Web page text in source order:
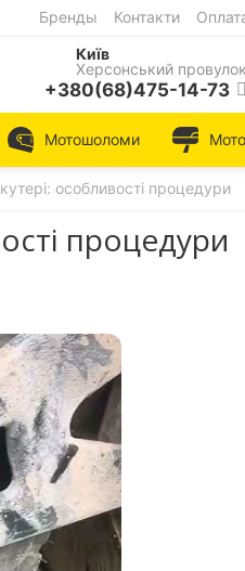
Бренды Контакти
Київ
Херсонський
+380(68)475-14-73
Мотошоломи
особливості процедури
процедури